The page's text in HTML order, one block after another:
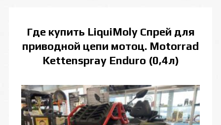
Где купить LiquiMoly Спрей для
приводной цепи мотоц. Motorrad
Kettenspray Enduro (0,4л)